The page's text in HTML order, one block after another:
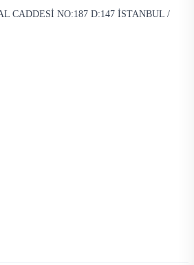
CADDESİ NO:187 D:147 İSTANBUL /